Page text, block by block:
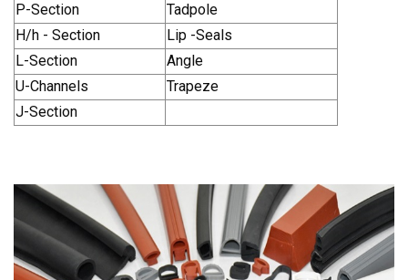
P-Section
Tadpole
H/h - Section
Lip -Seals
L-Section
Angle
U-Channels
Trapeze
J-Section